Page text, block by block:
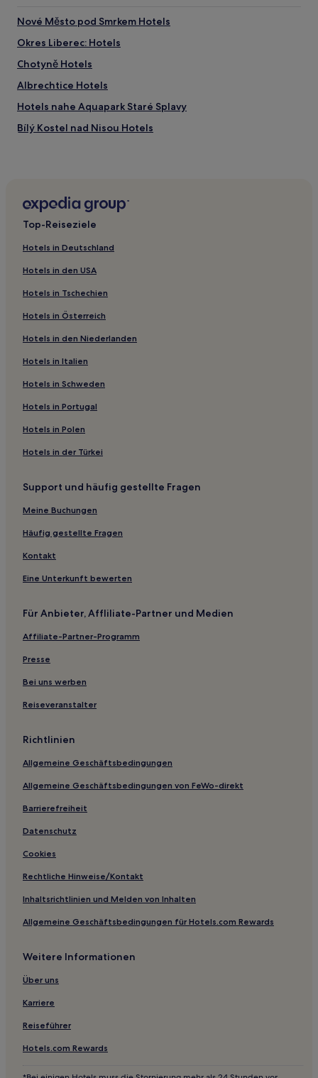
Nové Město pod Smrkem Hotels
Okres Liberec: Hotels
Chotyně Hotels
Albrechtice Hotels
Hotels nahe Aquapark Staré Splavy
Bílý Kostel nad Nisou Hotels
Klíčnov Hotels
Hotels nahe Hauptbahnhof Ceska Lipa
Zahrádky Hotels
Velké Hamry Hotels
Bezirk Česká Lípa: Hotels
Lažany Hotels
Maršovice Hotels
Bedřichov Hotels
Hotels nahe Hauptbahnhof Česká Lípa
Okres Jablonec nad Nisou: Hotels
Slunečná Hotels
Hotels nahe Bahnhof Malá Skála
Liberec Hotels
Krásný Les Hotels
Stráž nad Nisou Hotels
Svor Hotels
Pěnčín Hotels
Křižany Hotels
Pensionen in Harrachov
Hotels mit Parkplatz in Jablonec nad Nisou
Haustierfreundliche in Harrachov
Hotels mit inbegriffenem Frühstück in Harrachov
Familien in Harrachov
Familien in Liberec
3-Sterne-Hotels in Jablonec nad Nisou
Top-Reiseziele
Hotels in Deutschland
Hotels in den USA
Hotels in Tschechien
Hotels in Österreich
Hotels in den Niederlanden
Hotels in Italien
Hotels in Schweden
Hotels in Portugal
Hotels in Polen
Hotels in der Türkei
Support und häufig gestellte Fragen
Meine Buchungen
Häufig gestellte Fragen
Kontakt
Eine Unterkunft bewerten
Für Anbieter, Affliliate-Partner und Medien
Affiliate-Partner-Programm
Presse
Bei uns werben
Reiseveranstalter
Richtlinien
Allgemeine Geschäftsbedingungen
Allgemeine Geschäftsbedingungen von FeWo-direkt
Barrierefreiheit
Datenschutz
Cookies
Rechtliche Hinweise/Kontakt
Inhaltsrichtlinien und Melden von Inhalten
Allgemeine Geschäftsbedingungen für Hotels.com Rewards
Weitere Informationen
Über uns
Karriere
Reiseführer
Hotels.com Rewards